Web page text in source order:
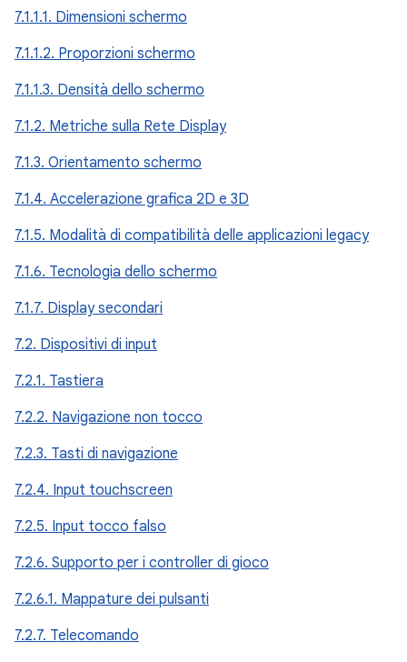
7.1.1.1. Dimensioni schermo
7.1.1.2. Proporzioni schermo
7.1.1.3. Densità dello schermo
7.1.2. Metriche sulla Rete Display
7.1.3. Orientamento schermo
7.1.4. Accelerazione grafica 2D e 3D
7.1.5. Modalità di compatibilità delle applicazioni legacy
7.1.6. Tecnologia dello schermo
7.1.7. Display secondari
7.2. Dispositivi di input
7.2.1. Tastiera
7.2.2. Navigazione non tocco
7.2.3. Tasti di navigazione
7.2.4. Input touchscreen
7.2.5. Input tocco falso
7.2.6. Supporto per i controller di gioco
7.2.6.1. Mappature dei pulsanti
7.2.7. Telecomando